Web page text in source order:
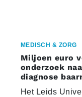
MEDISCH & ZORG
Miljoen euro
onderzoek
diagnose
Het Leids